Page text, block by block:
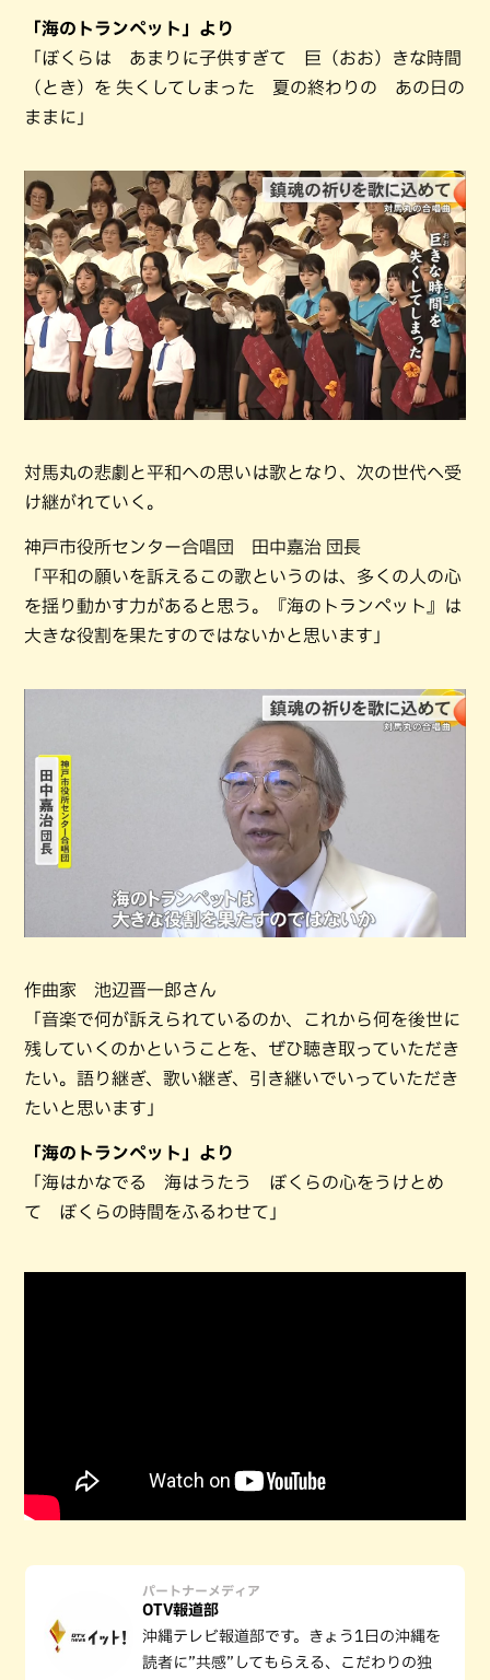
「海のトランペット」より
「ぼくらは あまりに子供すぎて 巨（おお）きな時間
（とき）を 失くしてしまった 夏の終わりの あの日の
ままに」
対馬丸の悲劇と平和への思いは歌となり、次の世代へ受
け継がれていく。
神戸市役所センター合唱団 田中嘉治 団長
「平和の願いを訴えるこの歌というのは、多くの人の心
を揺り動かす力があると思う。『海のトランペット』は
大きな役割を果たすのではないかと思います」
作曲家 池辺晋一郎さん
「音楽で何が訴えられているのか、これから何を後世に
残していくのかということを、ぜひ聴き取っていただき
たい。語り継ぎ、歌い継ぎ、引き継いでいっていただき
たいと思います」
「海のトランペット」より
「海はかなでる 海はうたう ぼくらの心をうけとめ
て ぼくらの時間をふるわせて」
パートナーメディア
OTV報道部
沖縄テレビ報道部です。きょう1日の沖縄を
読者に”共感”してもらえる、こだわりの独